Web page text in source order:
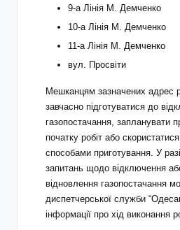
9-а Лінія М. Демченко
10-а Лінія М. Демченко
11-а Лінія М. Демченко
вул. Просвіти
Мешканцям зазначених адрес
завчасно підготуватися до
газопостачання, запланувати
початку робіт або
способами приготування. У
запитань щодо відключення
відновлення газопостачання
диспетчерської служби
інформації про хід виконання